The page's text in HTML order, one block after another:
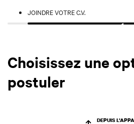
JOINDRE VOTRE C.V.
Choisissez une
postuler
DEPUIS